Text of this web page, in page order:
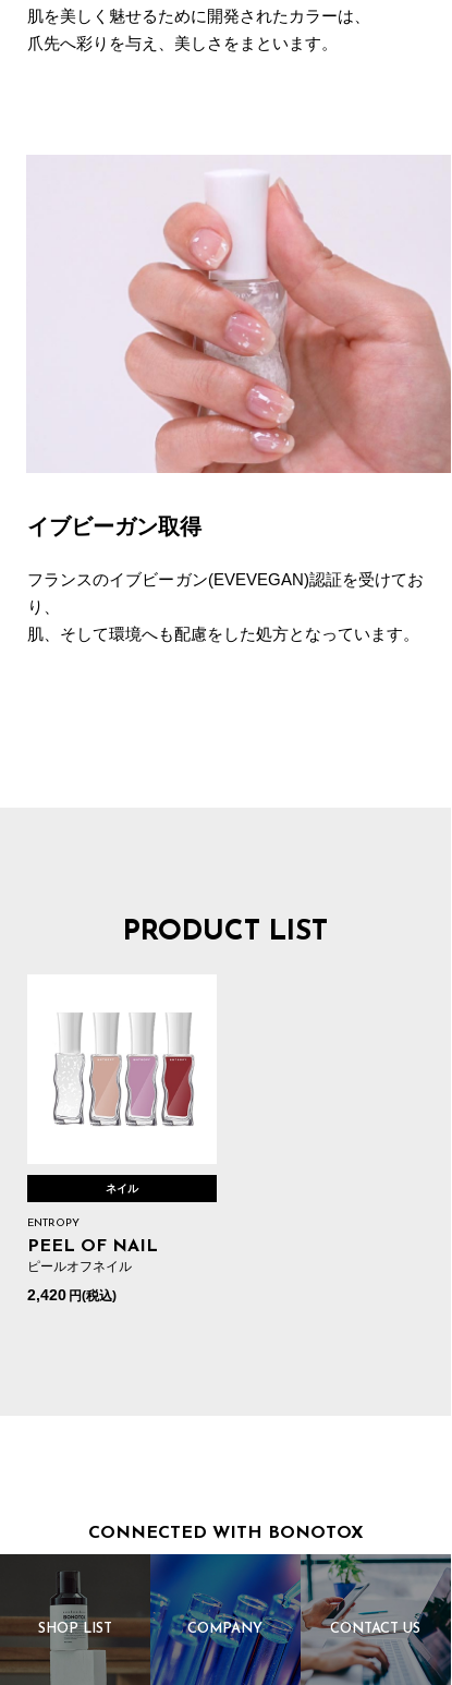
肌を美しく魅せるために開発されたカラーは、
爪先へ彩りを与え、美しさをまといます。
イブビーガン取得
フランスのイブビーガン(EVEVEGAN)認証を受けてお
り、
肌、そして環境へも配慮をした処方となっています。
PRODUCT LIST
ネイル
ENTROPY
PEEL OF NAIL
ピールオフネイル
2,420 円(税込)
CONNECTED WITH BONOTOX
SHOP LIST COMPANY CONTACT US